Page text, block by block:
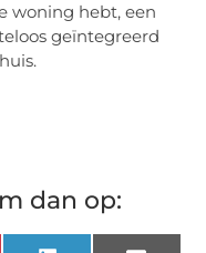
woning hebt, een
geïntegreerd
dan op: